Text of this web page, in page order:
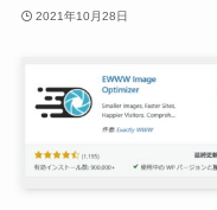
2021年10月28日